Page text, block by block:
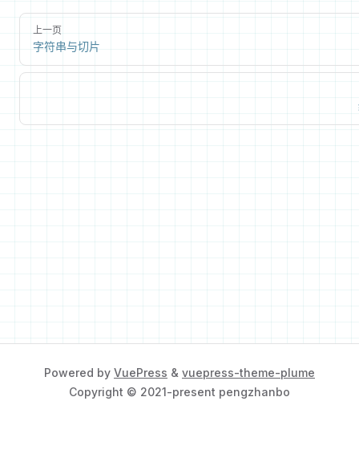
上一页
字符串与切片
Powered by VuePress & vuepress-theme-plume
Copyright © 2021-present pengzhanbo